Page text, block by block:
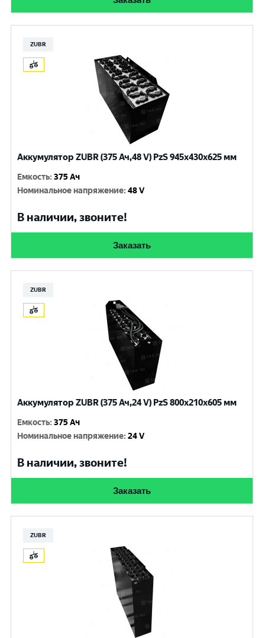
ZUBR
Аккумулятор ZUBR (375 Ач,48 V) PzS 945x430x625 мм
Емкость:375 Ач
Номинальное напряжение:48 V
В наличии, звоните!
Заказать
ZUBR
Аккумулятор ZUBR (375 Ач,24 V) PzS 800x210x605 мм
Емкость:375 Ач
Номинальное напряжение:24 V
В наличии, звоните!
Заказать
ZUBR